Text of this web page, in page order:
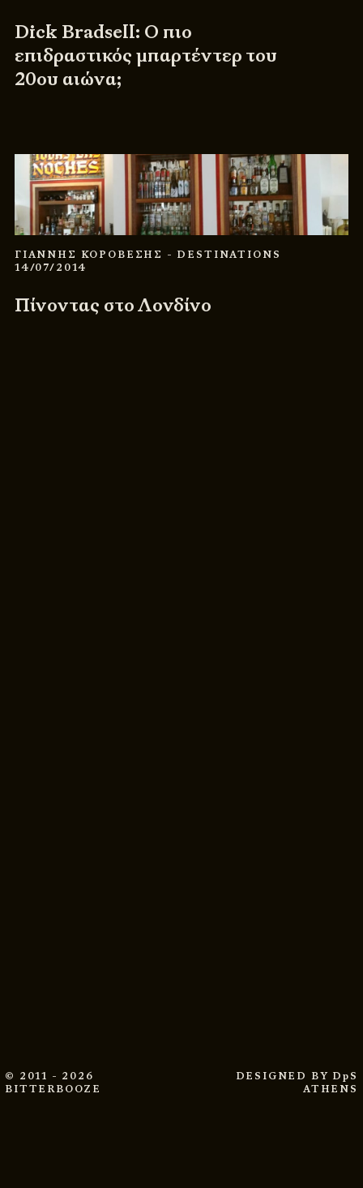
Dick Bradsell: Ο πιο
επιδραστικός μπαρτέντερ του
20ου αιώνα;
ΓΙΑΝΝΗΣ ΚΟΡΟΒΕΣΗΣ - DESTINATIONS
14/07/2014
Πίνοντας στο Λονδίνο
© 2011 - 2026
BITTERBOOZE
DESIGNED BY DpS
ATHENS